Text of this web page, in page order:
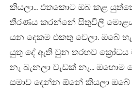
කියලා… එතකොට ඔබ කළ
තීරණය කරන්නේ සිතුවිලි
යන දෙකම එකතු වෙලා. ඔබේ
යුතු දේ ඇති වුන තරහව
නෑ බැනලා වැඩක් නෑ… ඔහොම
සමාව දෙන්න ඕනේ කියලා